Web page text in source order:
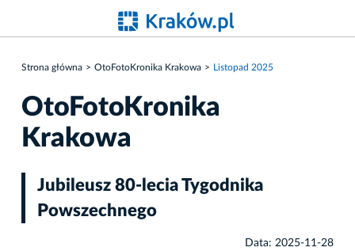
Strona główna OtoFotoKronika Krakowa Listopad 2025
OtoFotoKronika
Krakowa
Jubileusz 80-lecia Tygodnika
Powszechnego
Data: 2025-11-28